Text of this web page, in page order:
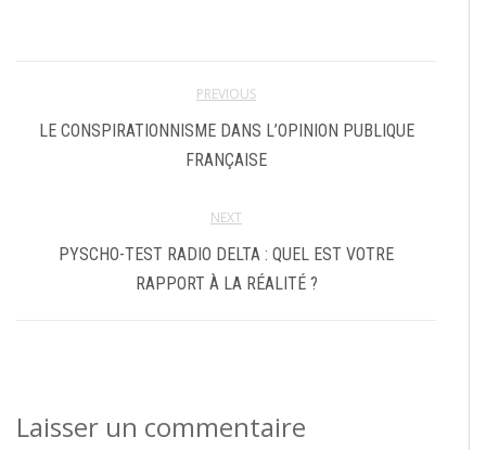
PREVIOUS
LE CONSPIRATIONNISME DANS L’OPINION PUBLIQUE
FRANÇAISE
NEXT
PYSCHO-TEST RADIO DELTA : QUEL EST VOTRE
RAPPORT À LA RÉALITÉ ?
Laisser un commentaire